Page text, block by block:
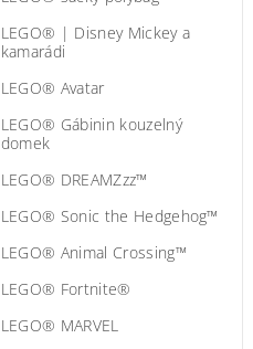
LEGO® | Disney Mickey a
kamarádi
LEGO® Avatar
LEGO® Gábinin kouzelný
domek
LEGO® DREAMZzz™
LEGO® Sonic the Hedgehog™
LEGO® Animal Crossing™
LEGO® Fortnite®
LEGO® MARVEL